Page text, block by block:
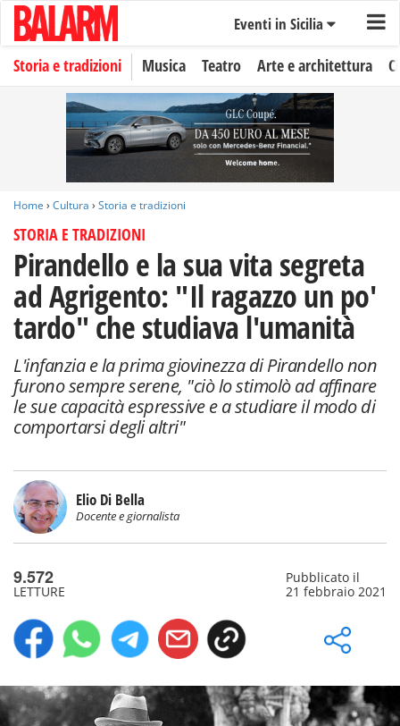
Eventi in Sicilia
Storia e tradizioni Musica Teatro Arte e architettura
Home › Cultura › Storia e tradizioni
STORIA E TRADIZIONI
Pirandello e la sua vita segreta
ad Agrigento: "Il ragazzo un po'
tardo" che studiava l'umanità
L'infanzia e la prima giovinezza di Pirandello non
furono sempre serene, "ciò lo stimolò ad affinare
le sue capacità espressive e a studiare il modo di
comportarsi degli altri"
Elio Di Bella
Docente e giornalista
9.572
LETTURE
Pubblicato il
21 febbraio 2021